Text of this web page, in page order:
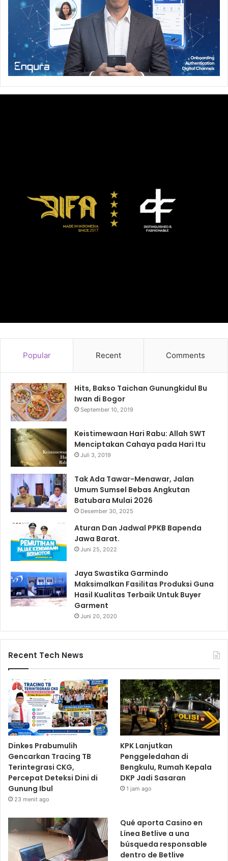
Popular Recent Comments
Hits, Bakso Taichan Gunungkidul Bu
Iwan di Bogor
September 10, 2019
Keistimewaan Hari Rabu: Allah SWT
Menciptakan Cahaya pada Hari Itu
Juli 3, 2019
Tak Ada Tawar-Menawar, Jalan
Umum Sumsel Bebas Angkutan
Batubara Mulai 2026
Desember 30, 2025
Aturan Dan Jadwal PPKB Bapenda
Jawa Barat.
Juni 25, 2022
Jaya Swastika Garmindo
Maksimalkan Fasilitas Produksi Guna
Hasil Kualitas Terbaik Untuk Buyer
Garment
Juni 20, 2020
Recent Tech News
Dinkes Prabumulih
Gencarkan Tracing TB
Terintegrasi CKG,
Percepat Deteksi Dini di
Gunung Ibul
23 menit ago
KPK Lanjutkan
Penggeledahan di
Bengkulu, Rumah Kepala
DKP Jadi Sasaran
1 jam ago
Qué aporta Casino en
Línea Betlive a una
búsqueda responsable
dentro de Betlive